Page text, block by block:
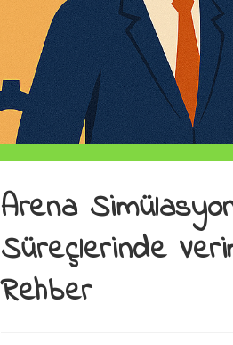
Arena
Süreçlerinde
Rehber